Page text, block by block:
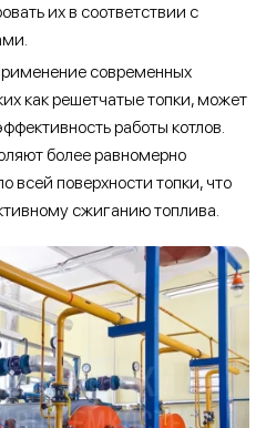
их в соответствии с
современных
как решетчатые топки, может
работы котлов.
более равномерно
всей поверхности топки, что
сжиганию топлива.